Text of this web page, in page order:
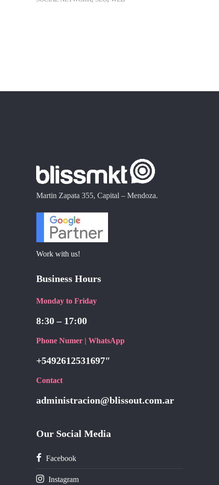
Martin Zapata 355, Capital – Mendoza.
Work with us!
Business Hours
Monday to Friday
8:30 – 17:00
Phone Numer | WhatsApp
+5492612531697″
Contact
administracion@blissout.com.ar
Our Social Media
Facebook
Instagram